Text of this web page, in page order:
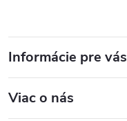
Informácie pre vás
Viac o nás